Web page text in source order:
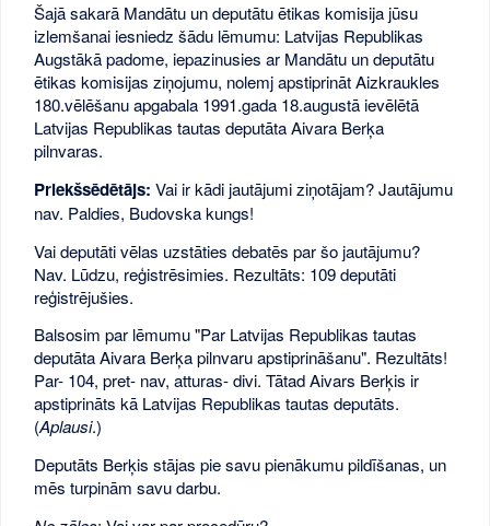
Šajā sakarā Mandātu un deputātu ētikas komisija jūsu
izlemšanai iesniedz šādu lēmumu: Latvijas Republikas
Augstākā padome, iepazinusies ar Mandātu un deputātu
ētikas komisijas ziņojumu, nolemj apstiprināt Aizkraukles
180.vēlēšanu apgabala 1991.gada 18.augustā ievēlētā
Latvijas Republikas tautas deputāta Aivara Berķa
pilnvaras.
Priekšsēdētājs: Vai ir kādi jautājumi ziņotājam? Jautājumu
nav. Paldies, Budovska kungs!
Vai deputāti vēlas uzstāties debatēs par šo jautājumu?
Nav. Lūdzu, reģistrēsimies. Rezultāts: 109 deputāti
reģistrējušies.
Balsosim par lēmumu "Par Latvijas Republikas tautas
deputāta Aivara Berķa pilnvaru apstiprināšanu". Rezultāts!
Par- 104, pret- nav, atturas- divi. Tātad Aivars Berķis ir
apstiprināts kā Latvijas Republikas tautas deputāts.
(Aplausi.)
Deputāts Berķis stājas pie savu pienākumu pildīšanas, un
mēs turpinām savu darbu.